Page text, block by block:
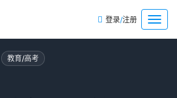
菜
单
登录/注册
教育/高考